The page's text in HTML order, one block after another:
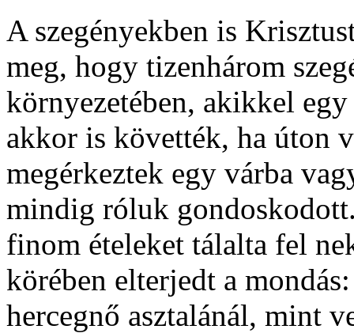
A szegényekben is
meg, hogy tizenhárom
környezetében, akikkel
akkor is követték, ha úton
megérkeztek egy várba
mindig róluk
finom ételeket tálalta fel
körében elterjedt a
hercegnő asztalánál, mint